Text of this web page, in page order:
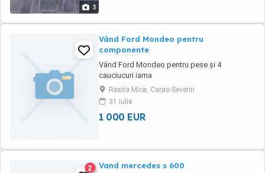
3
Vând Ford Mondeo pentru
componente
Vând Ford Mondeo pentru pese și 4
cauciucuri iarna
Resita Mica, Caras-Severin
31 iulie
1 000 EUR
2 Vand mercedes s 600